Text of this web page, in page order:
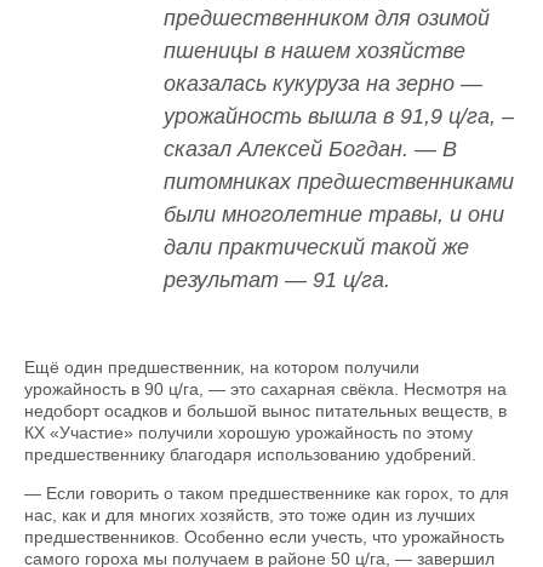
предшественником для озимой
пшеницы в нашем хозяйстве
оказалась кукуруза на зерно —
урожайность вышла в 91,9 ц/га, –
сказал Алексей Богдан. — В
питомниках предшественниками
были многолетние травы, и они
дали практический такой же
результат — 91 ц/га.
Ещё один предшественник, на котором получили
урожайность в 90 ц/га, — это сахарная свёкла. Несмотря на
недоборт осадков и большой вынос питательных веществ, в
КХ «Участие» получили хорошую урожайность по этому
предшественнику благодаря использованию удобрений.
— Если говорить о таком предшественнике как горох, то для
нас, как и для многих хозяйств, это тоже один из лучших
предшественников. Особенно если учесть, что урожайность
самого гороха мы получаем в районе 50 ц/га, — завершил